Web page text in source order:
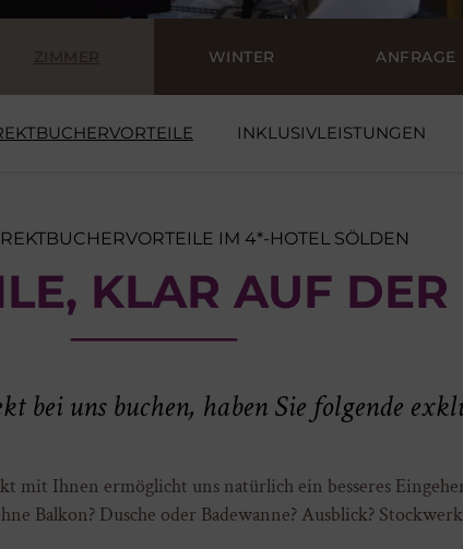
INKLUSIVLEISTUNGEN
WINTER ANFRAGE
IM 4*-HOTEL SÖLDEN
KLAR AUF
bei uns buchen, haben Sie folgende
mit Ihnen ermöglicht uns natürlich ein besseres
Balkon? Dusche oder Badewanne? Ausblick?